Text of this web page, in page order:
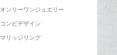
オンリーワンジュエリー
コンビデザイン
マリッジリング